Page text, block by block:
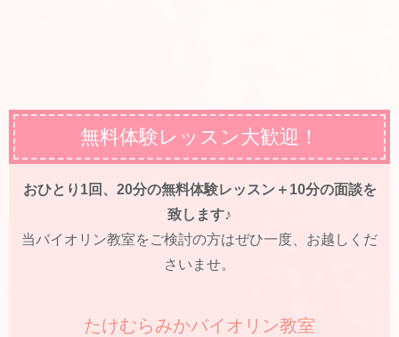
無料体験レッスン大歓迎！
おひとり1回、20分の無料体験レッスン＋10分の面談を
致します♪
当バイオリン教室をご検討の方はぜひ一度、お越しくだ
さいませ。
たけむらみかバイオリン教室